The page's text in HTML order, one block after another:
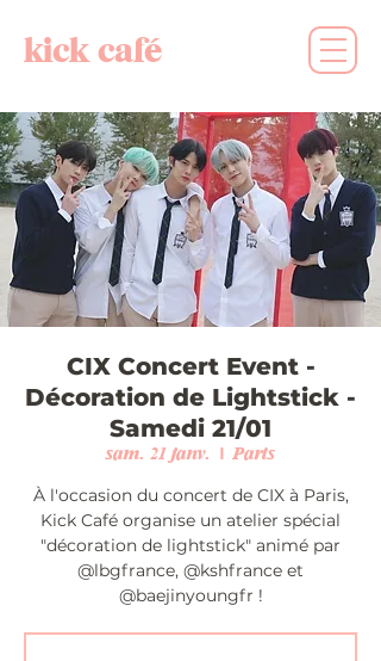
kick café
CIX Concert Event -
Décoration de Lightstick -
Samedi 21/01
sam. 21 janv.
  |
Paris
À l'occasion du concert de CIX à Paris,
Kick Café organise un atelier spécial
"décoration de lightstick" animé par
@lbgfrance, @kshfrance et
@baejinyoungfr !